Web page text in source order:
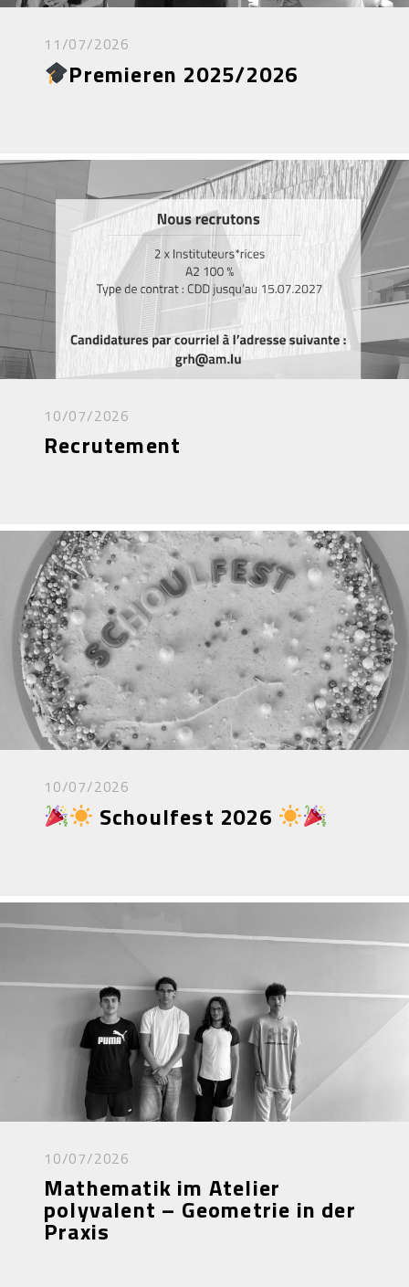
11/07/2026
Premieren 2025/2026
10/07/2026
Recrutement
10/07/2026
Schoulfest 2026
10/07/2026
Mathematik im Atelier
polyvalent – Geometrie in der
Praxis